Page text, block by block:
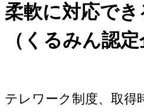
柔軟に対応で
（くるみん認定
テレワーク制度、取得